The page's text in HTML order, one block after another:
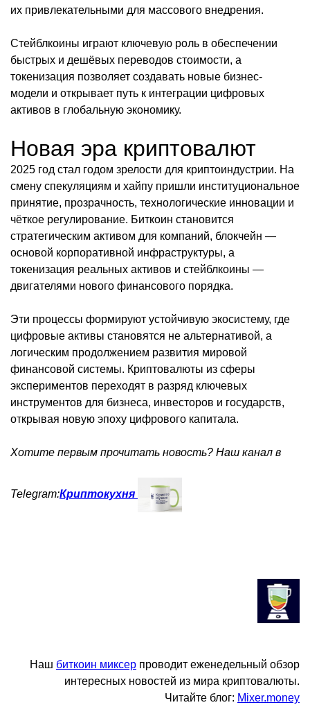
их привлекательными для массового внедрения.
Стейблкоины играют ключевую роль в обеспечении
быстрых и дешёвых переводов стоимости, а
токенизация позволяет создавать новые бизнес-
модели и открывает путь к интеграции цифровых
активов в глобальную экономику.
Новая эра криптовалют
2025 год стал годом зрелости для криптоиндустрии. На
смену спекуляциям и хайпу пришли институциональное
принятие, прозрачность, технологические инновации и
чёткое регулирование. Биткоин становится
стратегическим активом для компаний, блокчейн —
основой корпоративной инфраструктуры, а
токенизация реальных активов и стейблкоины —
двигателями нового финансового порядка.
Эти процессы формируют устойчивую экосистему, где
цифровые активы становятся не альтернативой, а
логическим продолжением развития мировой
финансовой системы. Криптовалюты из сферы
экспериментов переходят в разряд ключевых
инструментов для бизнеса, инвесторов и государств,
открывая новую эпоху цифрового капитала.
Хотите первым прочитать новость? Наш канал в
Telegram:Криптокухня
Наш биткоин миксер проводит еженедельный обзор
интересных новостей из мира криптовалюты.
Читайте блог: Mixer.money